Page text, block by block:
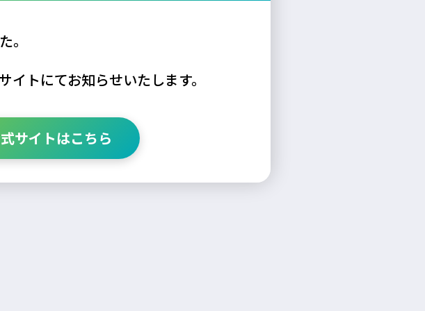
。
トにてお知らせいたします。
サイトはこちら